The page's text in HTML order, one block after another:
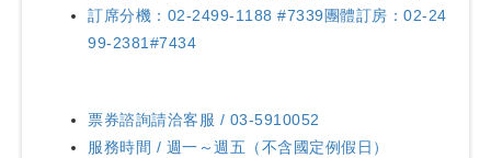
訂席分機：02-2499-1188 #7339團體訂房：02-24
99-2381#7434
票券諮詢請洽客服 / 03-5910052
服務時間 / 週一～週五（不含國定例假日）